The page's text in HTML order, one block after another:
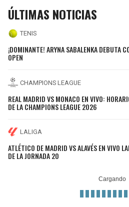
ÚLTIMAS NOTICIAS
TENIS
¡DOMINANTE! ARYNA SABALENKA DEBUTA
OPEN
CHAMPIONS LEAGUE
REAL MADRID VS MONACO EN VIVO:
DE LA CHAMPIONS LEAGUE 2026
LALIGA
ATLÉTICO DE MADRID VS ALAVÉS EN VIVO
DE LA JORNADA 20